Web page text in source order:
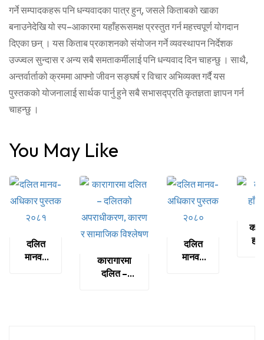
गर्ने सम्पादकहरू पनि धन्यवादका पात्र हुन्, जसले किताबको खाका
बनाउनेदेखि यो स्प–आकारमा यहाँहरूसमक्ष प्रस्तुत गर्न महत्त्वपूर्ण योगदान
दिएका छन् । यस किताब प्रकाशनको संयोजन गर्ने व्यवस्थापन निर्देशक
उज्ज्वल सुन्दास र अन्य सबै समताकर्मीलाई पनि धन्यवाद दिन चाहन्छु । साथै,
अन्तर्वार्ताको क्रममा आफ्नो जीवन सङ्घर्ष र विचार अभिव्यक्त गर्दै यस
पुस्तकको योजनालाई सार्थक पार्नु हुने सबै सभासद्प्रति कृतज्ञता ज्ञापन गर्न
चाहन्छु ।
You May Like
दलित
मानव-
कारागारमा
दलित –
दलित
मानव-